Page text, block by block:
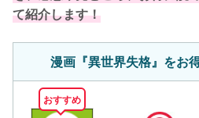
て紹介します！
漫画『異世界失格』をお
おすすめ